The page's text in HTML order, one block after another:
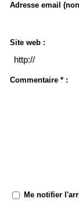
Adresse email
Site web :
Commentaire * :
Me notifier